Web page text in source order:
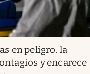
en peligro: la
y encarece